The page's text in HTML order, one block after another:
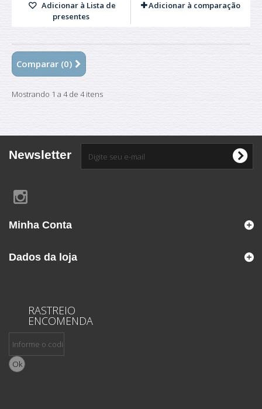
Adicionar à Lista de
presentes
Adicionar à comparação
Comparar (0)
Mostrando 1 a 4 de 4 itens
Newsletter
Minha Conta
Dados da loja
RASTREIO
ENCOMENDA
Ok